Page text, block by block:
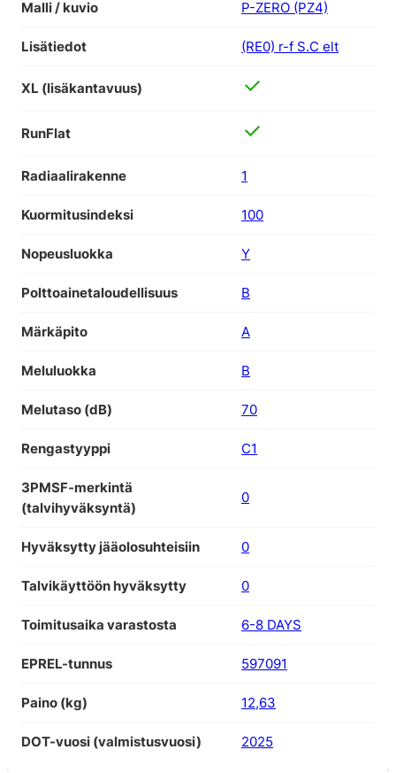
Malli / kuvio P-ZERO (PZ4)
Lisätiedot (RE0) r-f S.C elt
XL (lisäkantavuus)
RunFlat
Radiaalirakenne 1
Kuormitusindeksi 100
Nopeusluokka Y
Polttoainetaloudellisuus B
Märkäpito A
Meluluokka B
Melutaso (dB) 70
Rengastyyppi C1
3PMSF-merkintä
(talvihyväksyntä)
0
Hyväksytty jääolosuhteisiin 0
Talvikäyttöön hyväksytty 0
Toimitusaika varastosta 6-8 DAYS
EPREL-tunnus 597091
Paino (kg) 12,63
DOT-vuosi (valmistusvuosi) 2025